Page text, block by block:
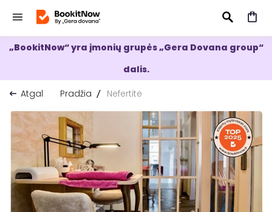
IEŠKOTI
„BookitNow“ yra įmonių grupės „Gera Dovana group“
dalis.
Atgal
Pradžia Nefertitė